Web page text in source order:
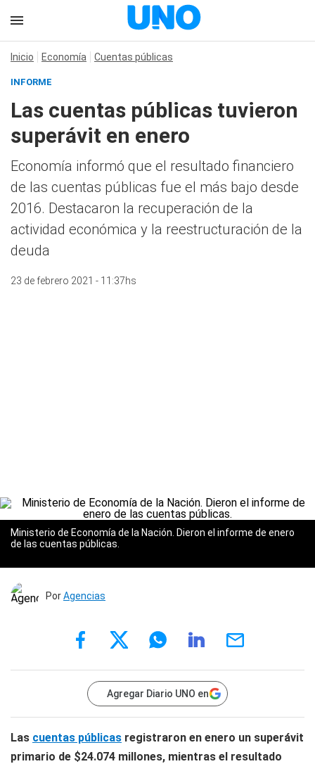
Inicio Economía Cuentas públicas
INFORME
Las cuentas públicas tuvieron
superávit en enero
Economía informó que el resultado financiero
de las cuentas públicas fue el más bajo desde
2016. Destacaron la recuperación de la
actividad económica y la reestructuración de la
deuda
23 de febrero 2021 - 11:37hs
Ministerio de Economía de la Nación. Dieron el informe de enero
de las cuentas públicas.
PorAgencias
Agregar Diario UNO en
Las cuentas públicas registraron en enero un superávit
primario de $24.074 millones, mientras el resultado